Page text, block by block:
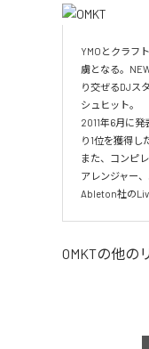
YMOとクラフ
虜となる。
り交ぜるDJス
シュヒット。
2011年6月に発
り1位を獲得し
また、コンピ
アレンジャー
Ableton社の
OMKTの他の